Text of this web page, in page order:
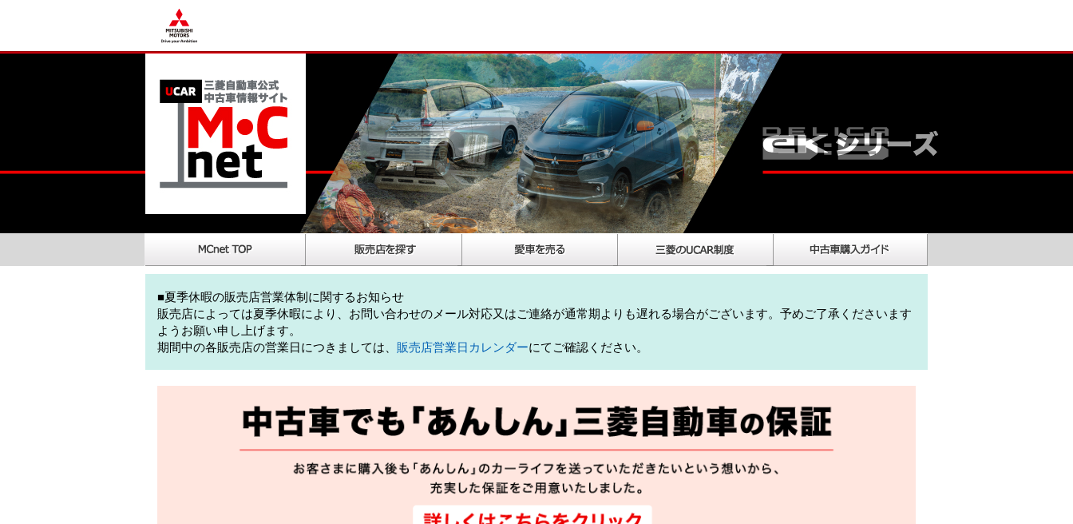
■夏季休暇の販売店営業体制に関するお知らせ
販売店によっては夏季休暇により、お問い合わせのメール対応又はご連絡が通常期よりも遅れる場合がございます。予めご了承くださいます
ようお願い申し上げます。
期間中の各販売店の営業日につきましては、 販売店営業日カレンダーにてご確認ください。